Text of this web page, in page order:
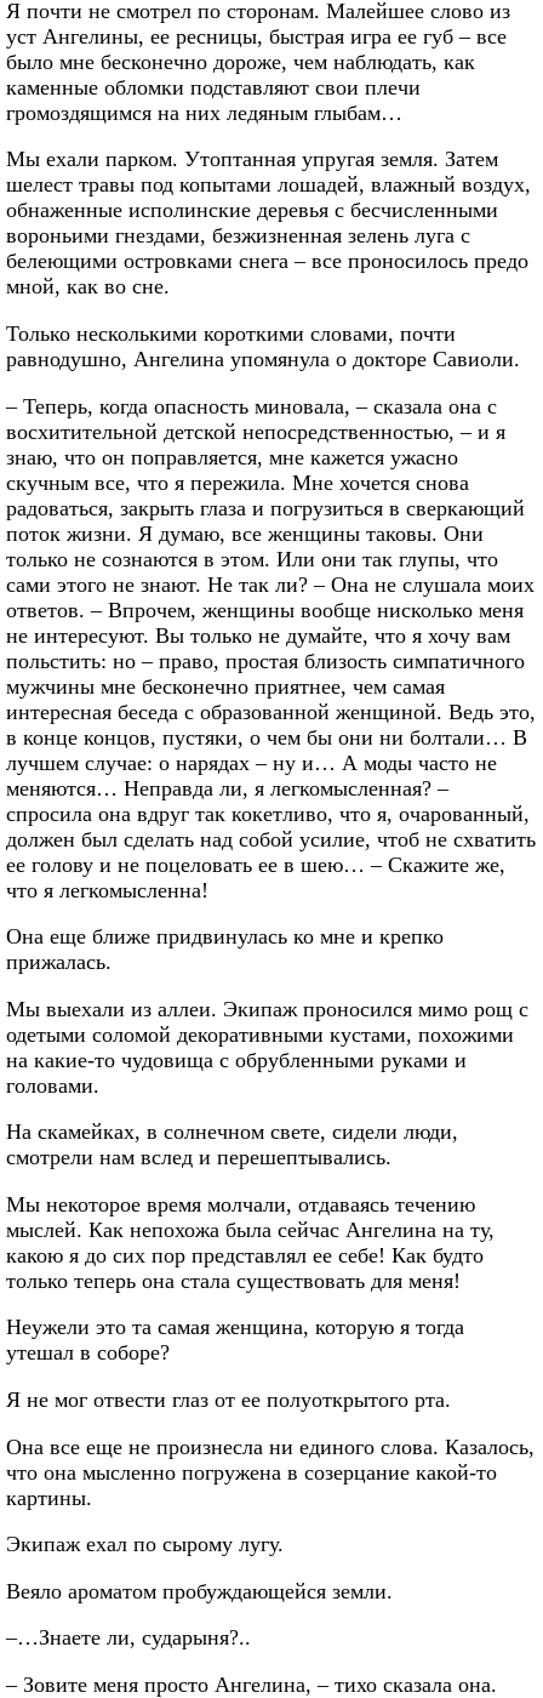
Я почти не смотрел по сторонам. Малейшее слово из
уст Ангелины, ее ресницы, быстрая игра ее губ – все
было мне бесконечно дороже, чем наблюдать, как
каменные обломки подставляют свои плечи
громоздящимся на них ледяным глыбам…
Мы ехали парком. Утоптанная упругая земля. Затем
шелест травы под копытами лошадей, влажный воздух,
обнаженные исполинские деревья с бесчисленными
вороньими гнездами, безжизненная зелень луга с
белеющими островками снега – все проносилось предо
мной, как во сне.
Только несколькими короткими словами, почти
равнодушно, Ангелина упомянула о докторе Савиоли.
– Теперь, когда опасность миновала, – сказала она с
восхитительной детской непосредственностью, – и я
знаю, что он поправляется, мне кажется ужасно
скучным все, что я пережила. Мне хочется снова
радоваться, закрыть глаза и погрузиться в сверкающий
поток жизни. Я думаю, все женщины таковы. Они
только не сознаются в этом. Или они так глупы, что
сами этого не знают. Не так ли? – Она не слушала моих
ответов. – Впрочем, женщины вообще нисколько меня
не интересуют. Вы только не думайте, что я хочу вам
польстить: но – право, простая близость симпатичного
мужчины мне бесконечно приятнее, чем самая
интересная беседа с образованной женщиной. Ведь это,
в конце концов, пустяки, о чем бы они ни болтали… В
лучшем случае: о нарядах – ну и… А моды часто не
меняются… Неправда ли, я легкомысленная? –
спросила она вдруг так кокетливо, что я, очарованный,
должен был сделать над собой усилие, чтоб не схватить
ее голову и не поцеловать ее в шею… – Скажите же,
что я легкомысленна!
Она еще ближе придвинулась ко мне и крепко
прижалась.
Мы выехали из аллеи. Экипаж проносился мимо рощ с
одетыми соломой декоративными кустами, похожими
на какие-то чудовища с обрубленными руками и
головами.
На скамейках, в солнечном свете, сидели люди,
смотрели нам вслед и перешептывались.
Мы некоторое время молчали, отдаваясь течению
мыслей. Как непохожа была сейчас Ангелина на ту,
какою я до сих пор представлял ее себе! Как будто
только теперь она стала существовать для меня!
Неужели это та самая женщина, которую я тогда
утешал в соборе?
Я не мог отвести глаз от ее полуоткрытого рта.
Она все еще не произнесла ни единого слова. Казалось,
что она мысленно погружена в созерцание какой-то
картины.
Экипаж ехал по сырому лугу.
Веяло ароматом пробуждающейся земли.
–…Знаете ли, сударыня?..
– Зовите меня просто Ангелина, – тихо сказала она.